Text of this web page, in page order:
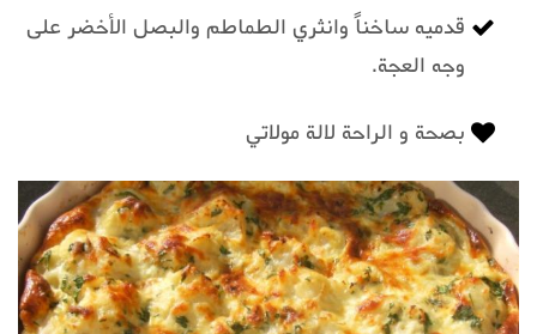
قدميه ساخناً وانثري الطماطم والبصل الأخضر على
وجه العجة.
بصحة و الراحة لالة مولاتي